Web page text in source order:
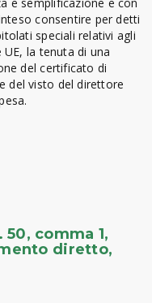
consentire per detti
speciali relativi agli
la tenuta di una
del certificato di
del visto del direttore
comma 1,
diretto,